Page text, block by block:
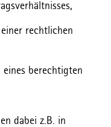
rechtlichen
berechtigten
dabei z.B. in